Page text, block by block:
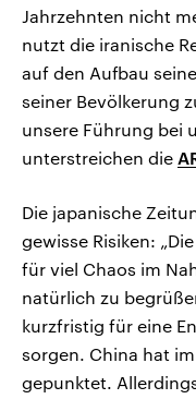
Jahrzehnten nicht
nutzt die iranische
auf den Aufbau
seiner Bevölkerung
unsere Führung bei
unterstreichen die
Die japanische
gewisse Risiken:
für viel Chaos im
natürlich zu
kurzfristig für eine
sorgen. China hat
gepunktet.